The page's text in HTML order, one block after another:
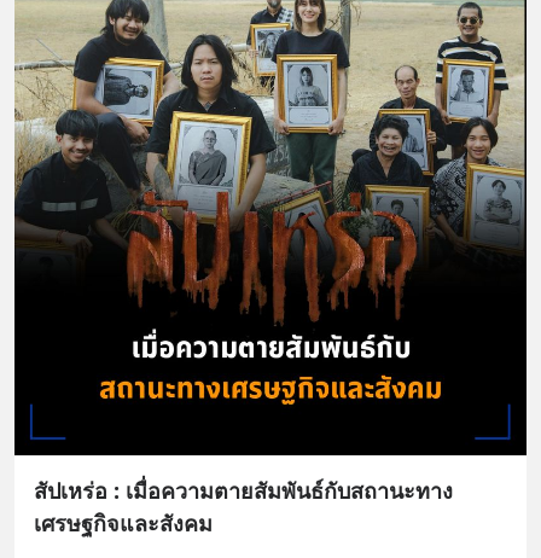
สัปเหร่อ : เมื่อความตายสัมพันธ์กับสถานะทาง
เศรษฐกิจและสังคม